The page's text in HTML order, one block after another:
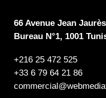
66 Avenue Jean
Bureau N°1, 1001
+216 25 472 525
+33 6 79 64 21 86